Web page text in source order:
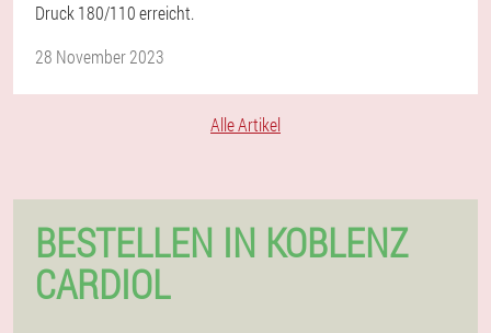
Druck 180/110 erreicht.
28 November 2023
Alle Artikel
BESTELLEN IN KOBLENZ
CARDIOL